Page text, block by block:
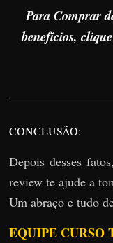
Para Comprar
benefícios,
CONCLUSÃO:
Depois desses
review te ajude a
Um abraço e tudo
EQUIPE CURSO